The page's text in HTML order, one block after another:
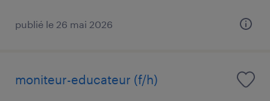
publié le 26 mai 2026
moniteur-educateur (f/h)